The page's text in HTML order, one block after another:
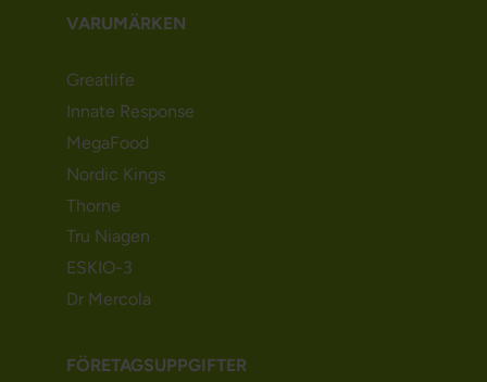
VARUMÄRKEN
Greatlife
Innate Response
MegaFood
Nordic Kings
Thorne
Tru Niagen
ESKIO-3
Dr Mercola
FÖRETAGSUPPGIFTER